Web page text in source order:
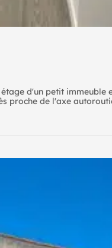
d'un petit immeuble
proche de l'axe